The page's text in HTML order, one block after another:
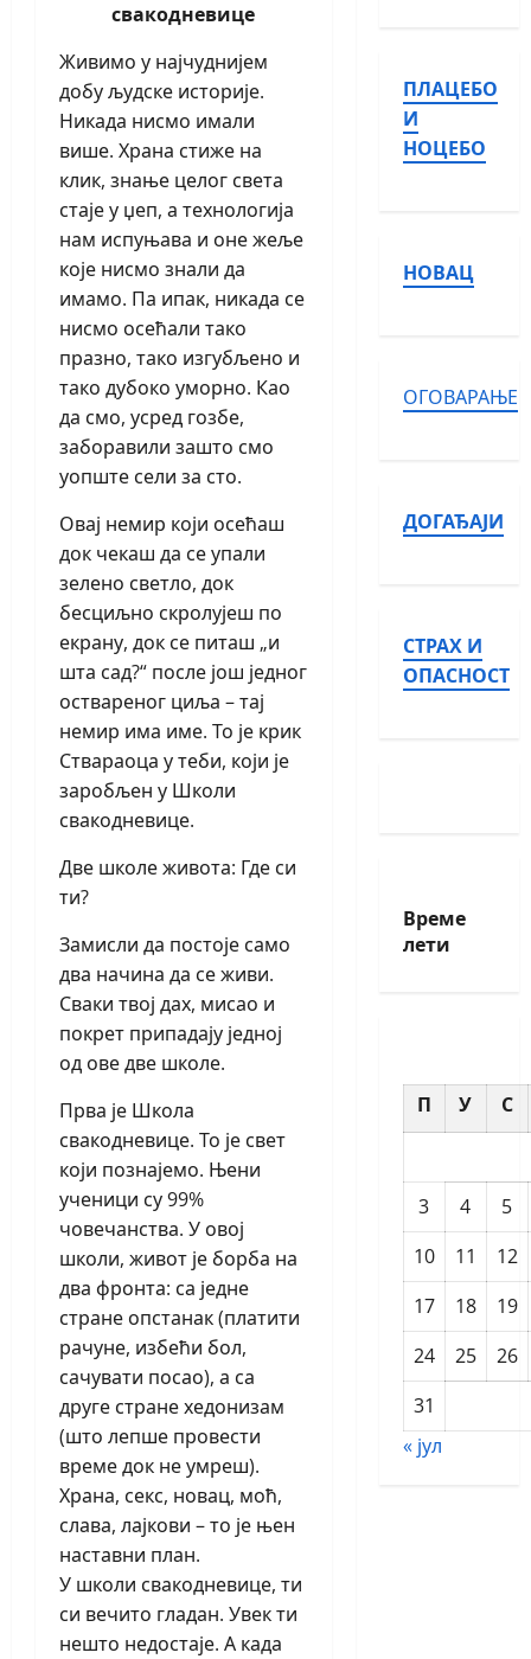
свакодневице
Живимо у најчуднијем
добу људске историје.
Никада нисмо имали
више. Храна стиже на
клик, знање целог света
стаје у џеп, а технологија
нам испуњава и оне жеље
које нисмо знали да
имамо. Па ипак, никада се
нисмо осећали тако
празно, тако изгубљено и
тако дубоко уморно. Као
да смо, усред гозбе,
заборавили зашто смо
уопште сели за сто.
Овај немир који осећаш
док чекаш да се упали
зелено светло, док
бесциљно скролујеш по
екрану, док се питаш „и
шта сад?“ после још једног
оствареног циља – тај
немир има име. То је крик
Ствараоца у теби, који је
заробљен у Школи
свакодневице.
Две школе живота: Где си
ти?
Замисли да постоје само
два начина да се живи.
Сваки твој дах, мисао и
покрет припадају једној
од ове две школе.
Прва је Школа
свакодневице. То је свет
који познајемо. Њени
ученици су 99%
човечанства. У овој
школи, живот је борба на
два фронта: са једне
стране опстанак (платити
рачуне, избећи бол,
сачувати посао), а са
друге стране хедонизам
(што лепше провести
време док не умреш).
Храна, секс, новац, моћ,
слава, лајкови – то је њен
наставни план.
У школи свакодневице, ти
си вечито гладан. Увек ти
нешто недостаје. А када
ПЛАЦЕБО
И
НОЦЕБО
НОВАЦ
ОГОВАРАЊЕ
ДОГАЂАЈИ
СТРАХ И
ОПАСНОСТ
Време
лети
П У С
3 4
5
10
11
12
17
18
19
24
25
26
31
« јул